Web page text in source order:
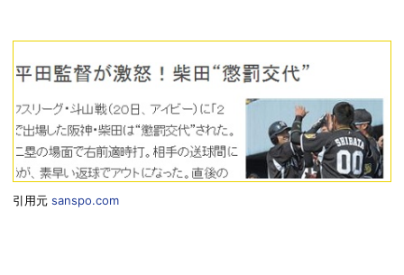
引用元sanspo.com